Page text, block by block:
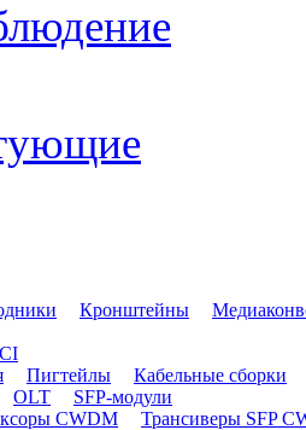
Кронштейны
Пигтейлы
Кабельные сборки
OLT
SFP-модули
CWDM Трансиверы SFP